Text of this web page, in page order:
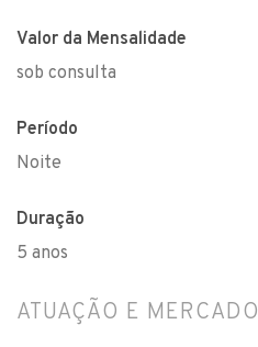
Valor da Mensalidade
sob consulta
Período
Noite
Duração
5 anos
ATUAÇÃO E MERCADO